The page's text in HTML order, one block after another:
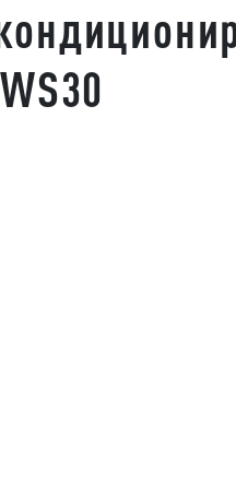
для Energolux
поддержка